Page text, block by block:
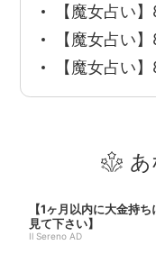
【魔女占い
【魔女占い
【魔女占い
【1ヶ月以内に大金持
見て下さい】
Il Sereno AD